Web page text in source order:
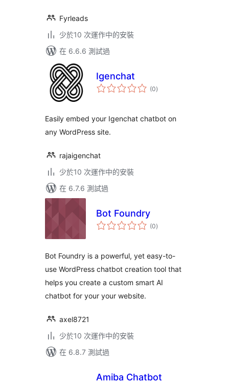
Fyrleads
少於10 次運作中的安裝
在 6.6.6 測試過
Igenchat
(0總
評)
Easily embed your Igenchat chatbot on
any WordPress site.
rajaigenchat
少於10 次運作中的安裝
在 6.7.6 測試過
Bot Foundry
(0總
評)
Bot Foundry is a powerful, yet easy-to-
use WordPress chatbot creation tool that
helps you create a custom smart AI
chatbot for your your website.
axel8721
少於10 次運作中的安裝
在 6.8.7 測試過
Amiba Chatbot